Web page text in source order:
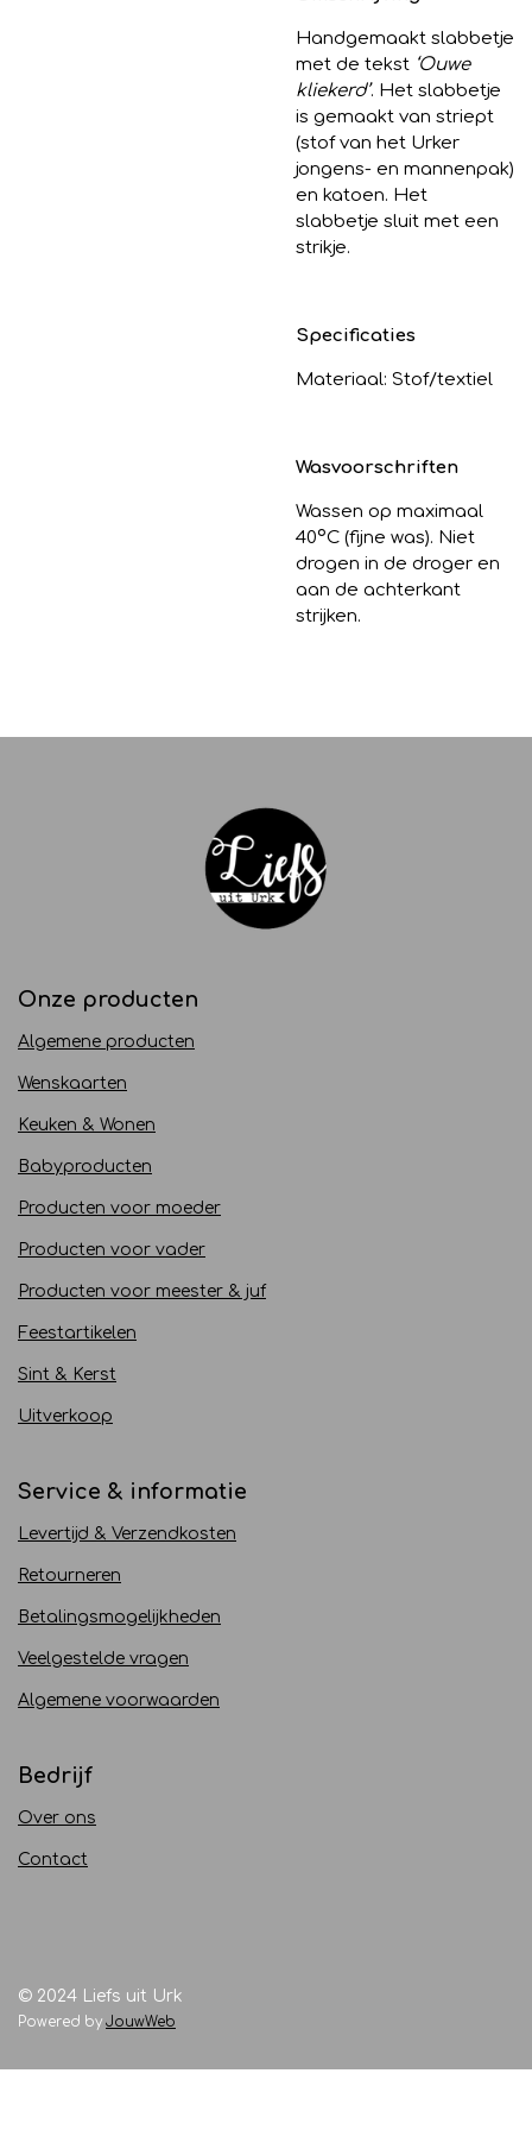
Handgemaakt slabbetje
met de tekst ‘Ouwe
kliekerd’. Het slabbetje
is gemaakt van striept
(stof van het Urker
jongens- en mannenpak)
en katoen. Het
slabbetje sluit met een
strikje.
Specificaties
Materiaal: Stof/textiel
Wasvoorschriften
Wassen op maximaal
40ºC (fijne was). Niet
drogen in de droger en
aan de achterkant
strijken.
Onze producten
Algemene producten
Wenskaarten
Keuken & Wonen
Babyproducten
Producten voor moeder
Producten voor vader
Producten voor meester & juf
Feestartikelen
Sint & Kerst
Uitverkoop
Service & informatie
Levertijd & Verzendkosten
Retourneren
Betalingsmogelijkheden
Veelgestelde vragen
Algemene voorwaarden
Bedrijf
Over ons
Contact
© 2024 Liefs uit Urk
Powered by JouwWeb